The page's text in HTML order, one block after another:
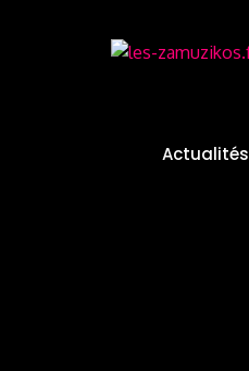
Actualités